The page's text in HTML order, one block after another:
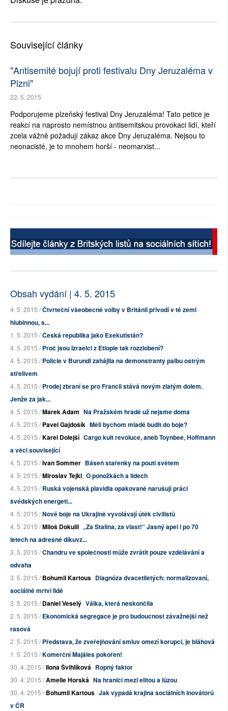
Související články
"Antisemité bojují proti festivalu Dny Jeruzaléma v
Plzni"
22. 5. 2015
Podporujeme plzeňský festival Dny Jeruzaléma! Tato petice je
reakcí na naprosto nemístnou antisemitskou provokaci lidí, kteří
zcela vážně požadují zákaz akce Dny Jeruzaléma. Nejsou to
neonacisté, je to mnohem horší - neomarxist...
Obsah vydání | 4. 5. 2015
4. 5. 2015 /Čtvrteční všeobecné volby v Británii přivodí v té zemi
hlubinnou, s...
1. 5. 2015 /Česká republika jako Exekutistán?
4. 5. 2015 /Proč jsou Izraelci z Etiopie tak rozzlobení?
4. 5. 2015 /Policie v Burundi zahájila na demonstranty palbu ostrým
střelivem
4. 5. 2015 /Prodej zbraní se pro Francii stává novým zlatým dolem.
Jenže za jak...
4. 5. 2015 /Marek Adam Na Pražském hradě už nejsme doma
4. 5. 2015 /Pavel Gajdošík Měli bychom mladé budit do boje?
4. 5. 2015 /Karel Dolejší Cargo kult revoluce, aneb Toynbee, Hoffmann
a věci související
4. 5. 2015 /Ivan Sommer Báseň stařenky na pouti světem
4. 5. 2015 /Miroslav Tejkl O ponožkách a lidech
4. 5. 2015 /Ruská vojenská plavidla opakovaně narušují práci
švédských energeti...
4. 5. 2015 /Nové boje na Ukrajině vyvolávají útěk civilistů
4. 5. 2015 /Miloš Dokulil „Za Stalina, za vlast!“ Jasný apel i po 70
letech na adresné díkuvz...
3. 5. 2015 /Chandru ve společnosti může zvrátit pouze vzdělávání a
odvaha
3. 5. 2015 /Bohumil Kartous Diagnóza dvacetiletých: normalizovaní,
sociálně mrtví lidé
3. 5. 2015 /Daniel Veselý Válka, která neskončila
2. 5. 2015 /Ekonomická segregace je pro budoucnost závažnější než
rasová
2. 5. 2015 /Představa, že zveřejňování smluv omezí korupci, je bláhová
1. 5. 2015 /Komerční Majáles pokořen!
30. 4. 2015 /Ilona Švihlíková Ropný faktor
30. 4. 2015 /Amelie Horská Na hranici mezi elitou a lůzou
30. 4. 2015 /Bohumil Kartous Jak vypadá krajina sociálních inovátorů
v ČR